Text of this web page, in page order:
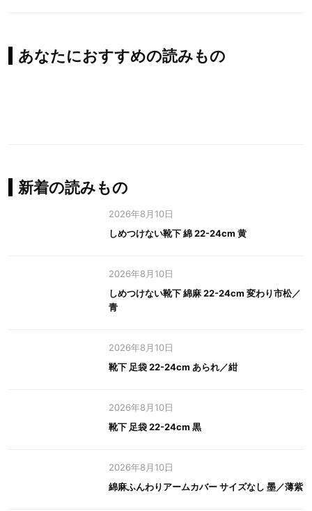
あなたにおすすめの読みもの
新着の読みもの
2026年8月10日
しめつけない靴下 綿 22-24cm 黄
2026年8月10日
しめつけない靴下 綿麻 22-24cm 変わり市松／
青
2026年8月10日
靴下 足袋 22-24cm あられ／紺
2026年8月10日
靴下 足袋 22-24cm 黒
2026年8月10日
綿麻ふんわりアームカバー サイズなし 墨／薄紫